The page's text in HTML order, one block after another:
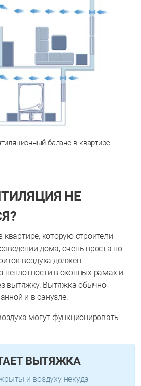
баланс в квартире
НЕ
квартире, которую строители
дома, очень проста по
воздуха должен
неплотности в оконных рамах и
вытяжку. Вытяжка обычно
и в санузле.
могут функционировать
ВЫТЯЖКА
и воздуху некуда